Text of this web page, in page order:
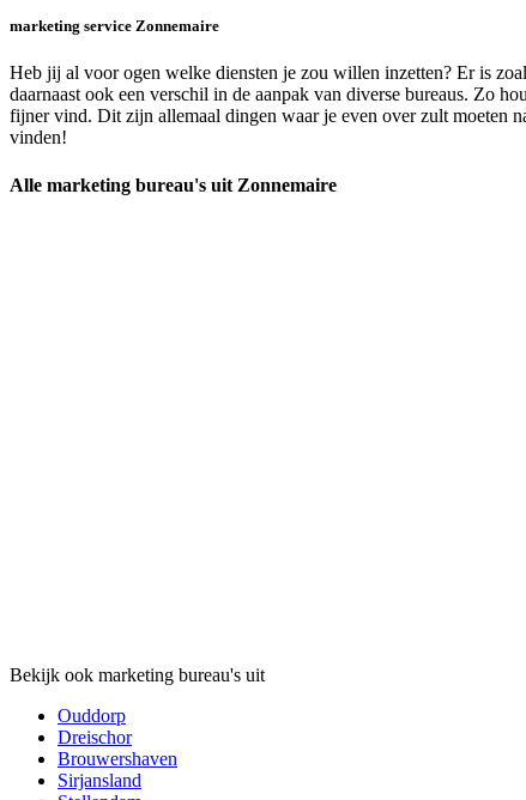
marketing service Zonnemaire
Heb jij al voor ogen welke diensten je zou willen inzetten? Er is
daarnaast ook een verschil in de aanpak van diverse bureaus. Zo
fijner vind. Dit zijn allemaal dingen waar je even over zult moeten
vinden!
Alle marketing bureau's uit Zonnemaire
Bekijk ook marketing bureau's uit
Ouddorp
Dreischor
Brouwershaven
Sirjansland